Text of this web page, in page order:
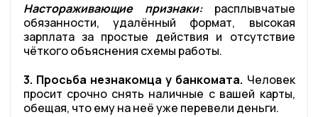
Настораживающие признаки:расплывчатые
обязанности, удалённый формат, высокая
зарплата за простые действия и отсутствие
чёткого объяснения схемы работы.
3. Просьба незнакомца у банкомата. Человек
просит срочно снять наличные с вашей карты,
обещая, что ему на неё уже перевели деньги.